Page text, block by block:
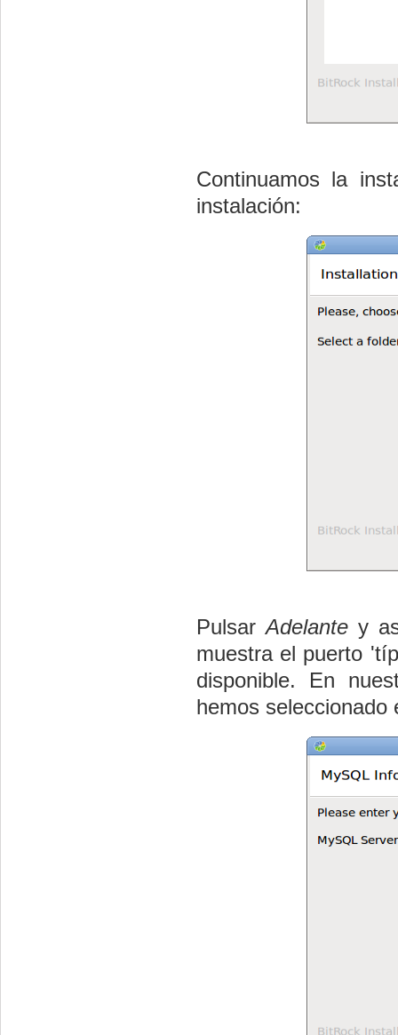
Continuamos la
instalación:
PulsarAdelante y
muestra el puerto
disponible. En
hemos seleccionado